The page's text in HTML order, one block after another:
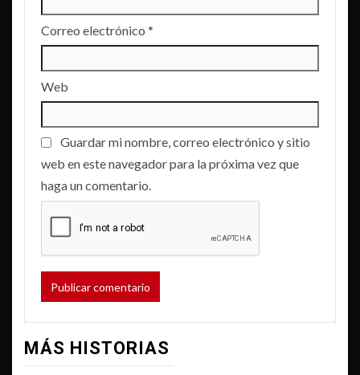
Correo electrónico *
Web
Guardar mi nombre, correo electrónico y sitio
web en este navegador para la próxima vez que
haga un comentario.
MÁS HISTORIAS